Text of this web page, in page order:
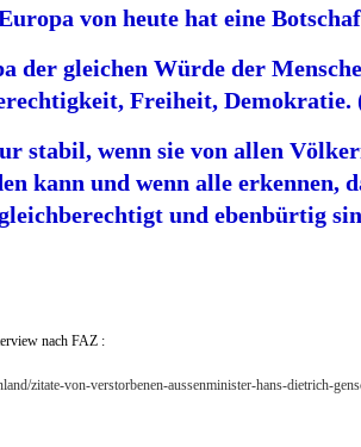
von heute hat eine
der gleichen Würde der
Freiheit, Demokratie.
stabil, wenn sie von allen
kann und wenn alle erkennen,
und ebenbürtig
nach FAZ :
zitate-von-verstorbenen-aussenminister-hans-dietrich-